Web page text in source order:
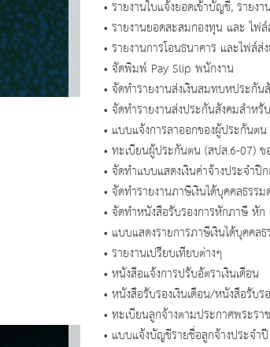
• รายงานใบแจ้งยอดเข้าบัญชี, รายง
• รายงานยอดสะสมกองทุน และ ไฟ
• รายงานการโอนธนาคาร และไฟล์ส่
• จัดพิมพ์ Pay Slip พนักงาน
• จัดทำรายงานส่งเงินสมทบหประกั
• จัดทำรายงานส่งประกันสังคมสำห
• แบบแจ้งการลาออกของผู้ประกันต
• ทะเบียนผู้ประกันตน (สปส.6-07) ข
• จัดทำแบบแสดงเงินค่าจ้างประจำ
• จัดทำรายงานภาษีเงินได้บุคคลธร
• จัดทำหนังสือรับรองการหักภาษี หั
• แบบแสดงรายการภาษีเงินได้บุคค
• รายงานเปรียบเทียบต่างๆ
• หนังสือแจ้งการปรับอัตราเงินเดือน
• หนังสือรับรองเงินเดือน/หนังสือรับร
• ทะเบียนลูกจ้างตามประกาศพระร
• แบบแจ้งบัญชีรายชื่อลูกจ้างประจำ